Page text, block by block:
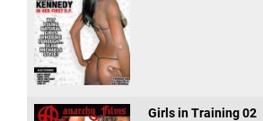
Girls in Training 02